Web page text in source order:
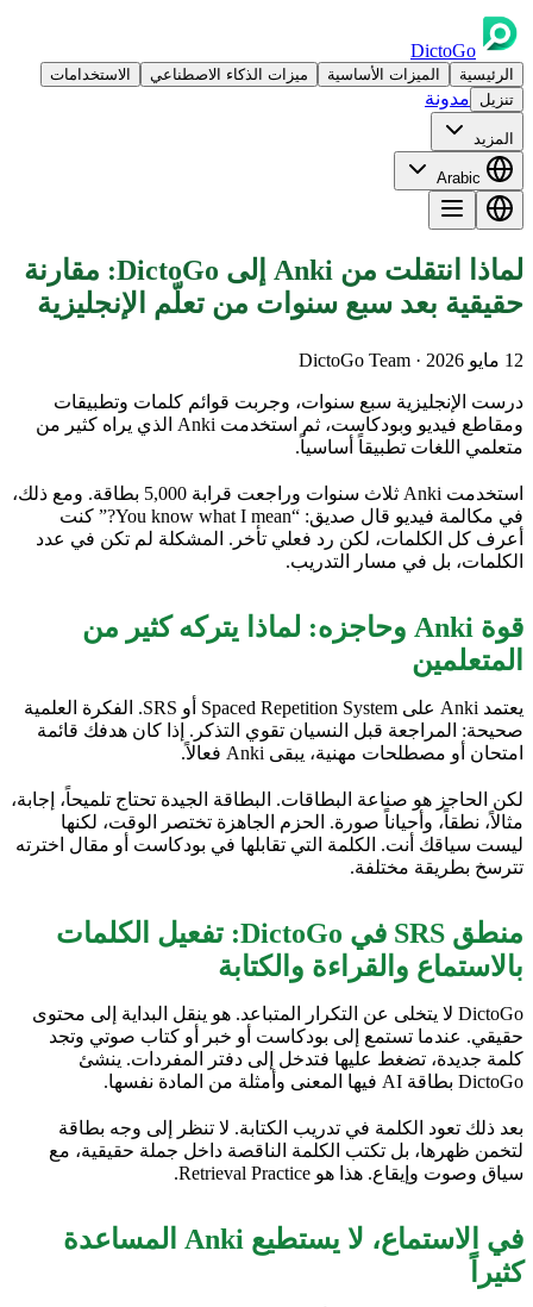
DictoGo
الرئيسية الميزات الأساسية ميزات الذكاء الاصطناعي
الاستخدامات
تنزيل
مدونة
المزيد
لماذا انتقلت من Anki إلى DictoGo: مقارنة
حقيقية بعد سبع سنوات من تعلّم الإنجليزية
12 مايو 2026 · DictoGo Team
درست الإنجليزية سبع سنوات، وجربت قوائم كلمات وتطبيقات
ومقاطع فيديو وبودكاست، ثم استخدمت Anki الذي يراه كثير من
متعلمي اللغات تطبيقاً أساسياً.
استخدمت Anki ثلاث سنوات وراجعت قرابة 5,000 بطاقة. ومع ذلك،
في مكالمة فيديو قال صديق: “You know what I mean?” كنت
أعرف كل الكلمات، لكن رد فعلي تأخر. المشكلة لم تكن في عدد
الكلمات، بل في مسار التدريب.
قوة Anki وحاجزه: لماذا يتركه كثير من
المتعلمين
يعتمد Anki على Spaced Repetition System أو SRS. الفكرة العلمية
صحيحة: المراجعة قبل النسيان تقوي التذكر. إذا كان هدفك قائمة
امتحان أو مصطلحات مهنية، يبقى Anki فعالاً.
لكن الحاجز هو صناعة البطاقات. البطاقة الجيدة تحتاج تلميحاً، إجابة،
مثالاً، نطقاً، وأحياناً صورة. الحزم الجاهزة تختصر الوقت، لكنها
ليست سياقك أنت. الكلمة التي تقابلها في بودكاست أو مقال اخترته
تترسخ بطريقة مختلفة.
منطق SRS في DictoGo: تفعيل الكلمات
بالاستماع والقراءة والكتابة
DictoGo لا يتخلى عن التكرار المتباعد. هو ينقل البداية إلى محتوى
حقيقي. عندما تستمع إلى بودكاست أو خبر أو كتاب صوتي وتجد
كلمة جديدة، تضغط عليها فتدخل إلى دفتر المفردات. ينشئ
DictoGo بطاقة AI فيها المعنى وأمثلة من المادة نفسها.
بعد ذلك تعود الكلمة في تدريب الكتابة. لا تنظر إلى وجه بطاقة
لتخمن ظهرها، بل تكتب الكلمة الناقصة داخل جملة حقيقية، مع
سياق وصوت وإيقاع. هذا هو Retrieval Practice.
في الاستماع، لا يستطيع Anki المساعدة
كثيراً